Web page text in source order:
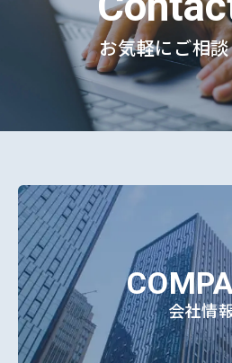
お気軽にご相
会社情